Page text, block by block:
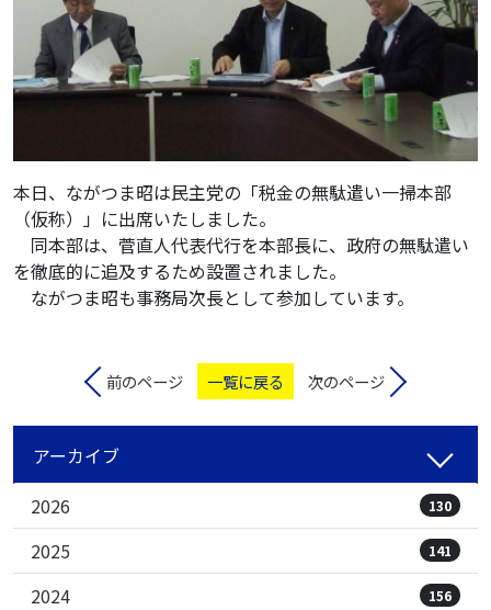
本日、ながつま昭は民主党の「税金の無駄遣い一掃本部
（仮称）」に出席いたしました。
同本部は、菅直人代表代行を本部長に、政府の無駄遣い
を徹底的に追及するため設置されました。
ながつま昭も事務局次長として参加しています。
前のページ 一覧に戻る 次のページ
アーカイブ
2026
130
2025 141
2024 156